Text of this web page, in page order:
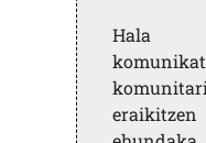
Hala